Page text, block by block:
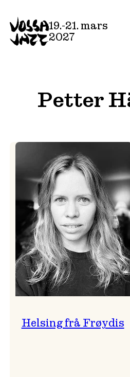
to
content
19.-21. mars
2027
Petter
Helsing frå Frøydis